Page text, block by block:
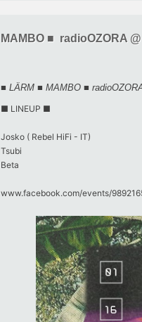
MAMBO ■  radioOZORA
■ LÄRM ■ MAMBO ■
■ LINEUP ■
Josko ( Rebel HiFi - IT)
Tsubi
Beta
www.facebook.com/​events/​